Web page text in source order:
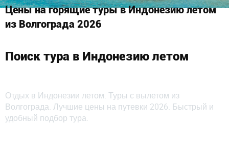
Цены на горящие туры в Индонезию летом
из Волгограда 2026
Поиск тура в Индонезию летом
Отдых в Индонезии летом. Туры с вылетом из
Волгограда. Лучшие цены на путевки 2026. Быстрый и
удобный подбор тура.